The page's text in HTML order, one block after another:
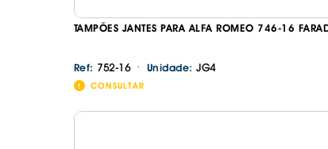
TAMPÕES JANTES PARA ALFA ROMEO 746-16
Ref: 752-16 · Unidade: JG4
CONSULTAR